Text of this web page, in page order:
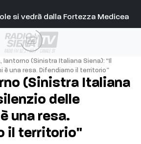
si vedrà dalla Fortezza Medicea
state poco corrette”
Ad
Iantorno (Sinistra Italiana Siena): “Il
è una resa. Difendiamo il territorio”
(Sinistra Italiana
delle
una resa.
il territorio"